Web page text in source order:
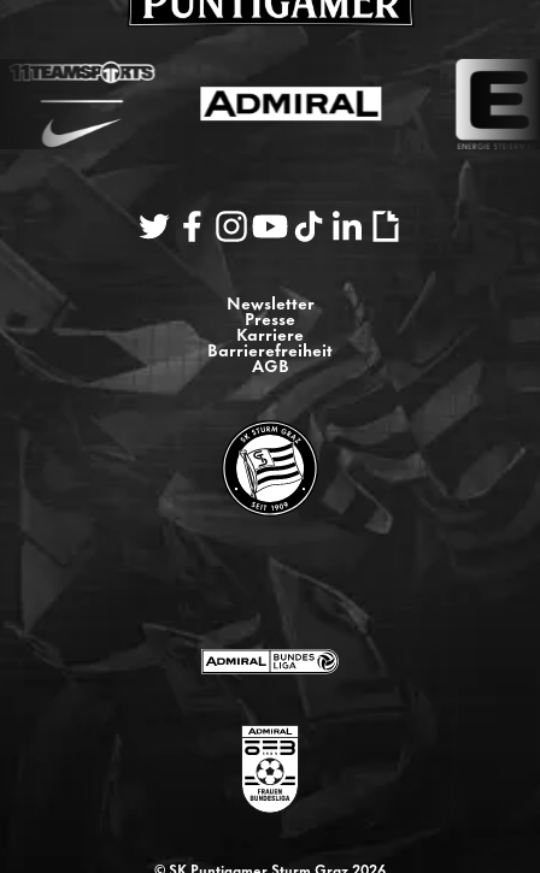
Newsletter
Presse
Karriere
Barrierefreiheit
AGB